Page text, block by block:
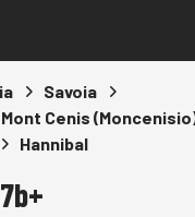
Savoia
Cenis
Hannibal
7b+